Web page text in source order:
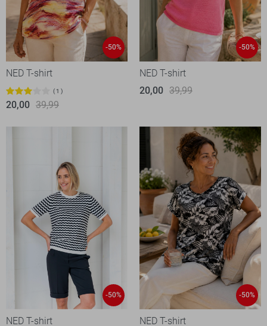
-50%
NED T-shirt
1
20,00 39,99
-50%
NED T-shirt
20,00 39,99
-50%
NED T-shirt
-50%
NED T-shirt